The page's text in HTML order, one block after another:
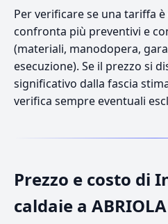
Per verificare se una tariffa
confronta più preventivi e
(materiali, manodopera,
esecuzione). Se il prezzo si
significativo dalla fascia
verifica sempre eventuali
Prezzo e costo di
caldaie a ABRIOLA